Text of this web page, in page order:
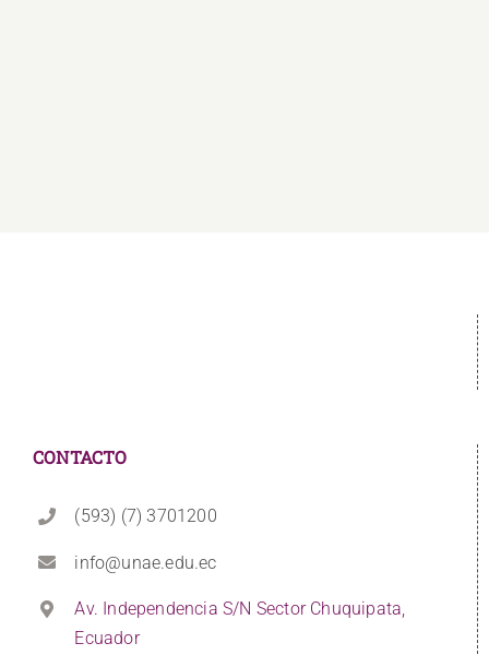
CONTACTO
(593) (7) 3701200
info@unae.edu.ec
Av. Independencia S/N Sector Chuquipata,
Ecuador